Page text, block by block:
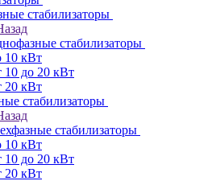
стабилизаторы
стабилизаторы
10 кВт
10 до 20 кВт
20 кВт
стабилизаторы
стабилизаторы
10 кВт
10 до 20 кВт
20 кВт